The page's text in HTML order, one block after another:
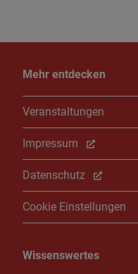
Mehr entdecken
Veranstaltungen
Impressum
Datenschutz
Cookie Einstellungen
Wissenswertes